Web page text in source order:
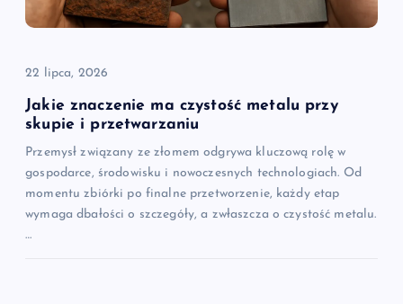
22 lipca, 2026
Jakie znaczenie ma czystość metalu przy
skupie i przetwarzaniu
Przemysł związany ze złomem odgrywa kluczową rolę w
gospodarce, środowisku i nowoczesnych technologiach. Od
momentu zbiórki po finalne przetworzenie, każdy etap
wymaga dbałości o szczegóły, a zwłaszcza o czystość metalu.
…